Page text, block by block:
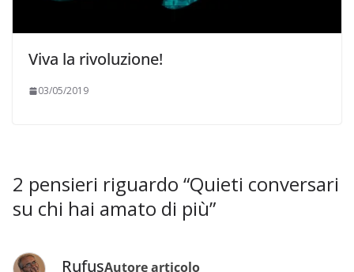
Viva la rivoluzione!
03/05/2019
2 pensieri riguardo “Quieti conversari
su chi hai amato di più”
RufusAutore articolo